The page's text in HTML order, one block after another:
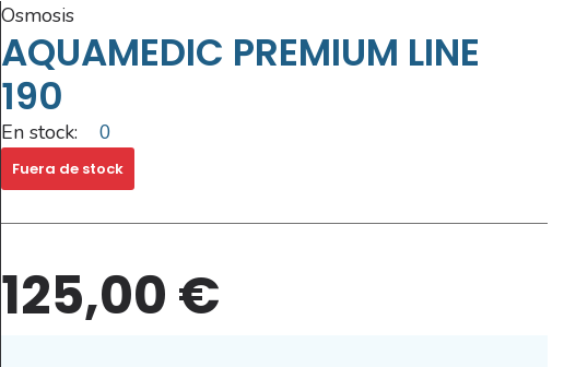
osmosis
AQUAMEDIC PREMIUM LINE
190
En stock: 0
Fuera de stock
125,00 €